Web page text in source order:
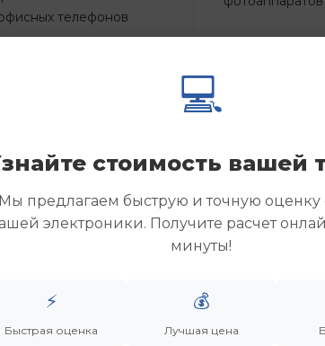
телефонов
💻
стоимость вашей
предлагаем быструю и точную оценку
электроники. Получите расчет
минуты!
⚡
Быстрая оценка
💰
Лучшая цена